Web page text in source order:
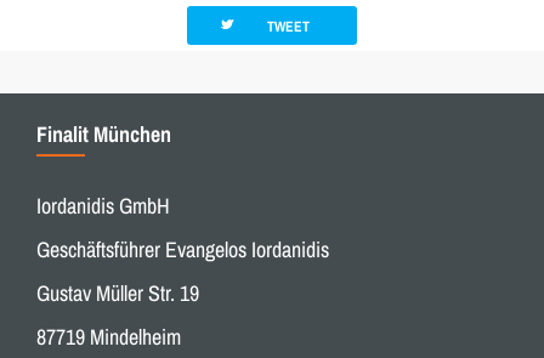
twitterbird TWEET
Finalit München
Iordanidis GmbH
Geschäftsführer Evangelos Iordanidis
Gustav Müller Str. 19
87719 Mindelheim